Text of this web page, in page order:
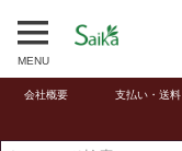
MENU
会社概要 支払い・送料